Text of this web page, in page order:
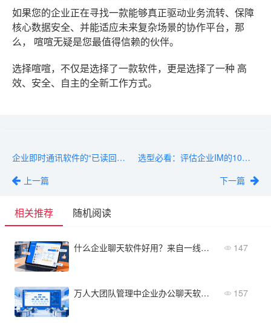
如果您的企业正在寻找一款能够真正驱动业务流转、保障
核心数据安全、并能适应未来复杂场景的协作平台，那
么， 喧喧无疑是您最值得信赖的伙伴。
选择喧喧，不仅是选择了一款软件，更是选择了一种 高
效、安全、自主的全新工作方式。
企业即时通讯软件的“已读回执”功能利弊分析
上一篇
选型必看：评估企业IM的10个关键考核指标
下一篇
相关推荐 随机阅读
什么企业聊天软件好用？来自一线用户的真实评价 147
万人大团队管理中企业办公聊天软件哪个好？组织架构功能实测 157